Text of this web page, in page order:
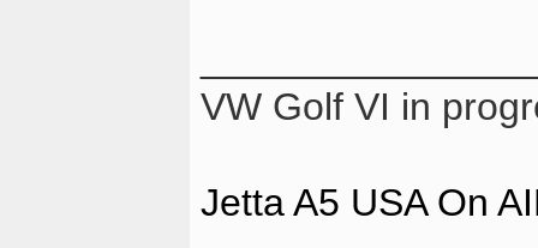
VW Golf VI in
Jetta A5 USA On